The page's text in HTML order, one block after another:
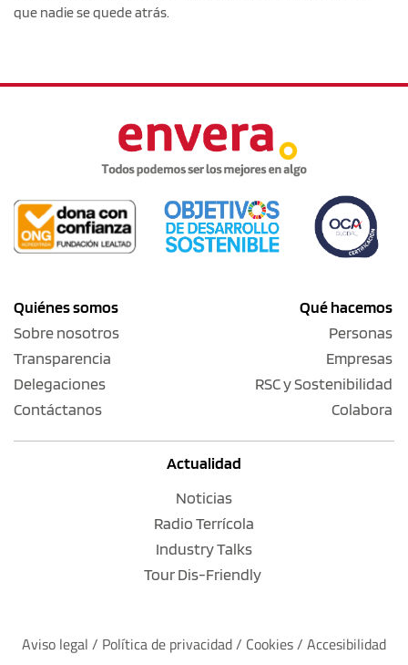
que nadie se quede atrás.
Quiénes somos
Sobre nosotros
Transparencia
Delegaciones
Contáctanos
Qué hacemos
Personas
Empresas
RSC y Sostenibilidad
Colabora
Actualidad
Noticias
Radio Terrícola
Industry Talks
Tour Dis-Friendly
Aviso legal / Política de privacidad / Cookies / Accesibilidad